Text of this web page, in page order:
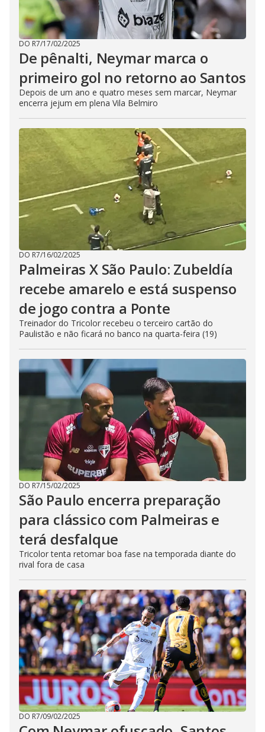
DO R7/17/02/2025
De pênalti, Neymar marca o
primeiro gol no retorno ao Santos
Depois de um ano e quatro meses sem marcar, Neymar
encerra jejum em plena Vila Belmiro
DO R7/16/02/2025
Palmeiras X São Paulo: Zubeldía
recebe amarelo e está suspenso
de jogo contra a Ponte
Treinador do Tricolor recebeu o terceiro cartão do
Paulistão e não ficará no banco na quarta-feira (19)
DO R7/15/02/2025
São Paulo encerra preparação
para clássico com Palmeiras e
terá desfalque
Tricolor tenta retomar boa fase na temporada diante do
rival fora de casa
DO R7/09/02/2025